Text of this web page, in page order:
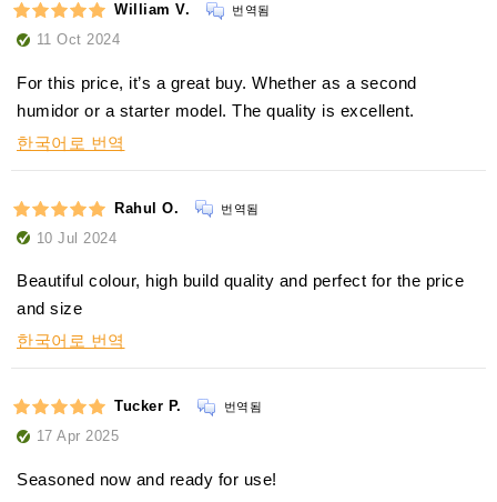
William V. 번역됨
11 Oct 2024
For this price, it’s a great buy. Whether as a second
humidor or a starter model. The quality is excellent.
한국어로 번역
Rahul O. 번역됨
10 Jul 2024
Beautiful colour, high build quality and perfect for the price
and size
한국어로 번역
Tucker P. 번역됨
17 Apr 2025
Seasoned now and ready for use!